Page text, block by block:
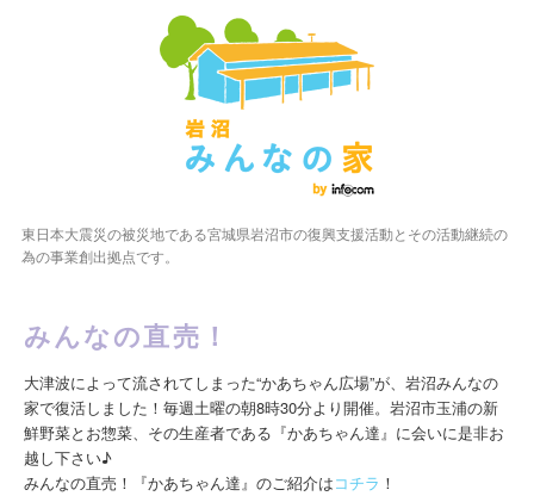
東日本大震災の被災地である宮城県岩沼市の復興支援活動とその活動継続の
為の事業創出拠点です。
みんなの直売！
大津波によって流されてしまった“かあちゃん広場”が、岩沼みんなの
家で復活しました！毎週土曜の朝8時30分より開催。岩沼市玉浦の新
鮮野菜とお惣菜、その生産者である『かあちゃん達』に会いに是非お
越し下さい♪
みんなの直売！『かあちゃん達』のご紹介はコチラ ！